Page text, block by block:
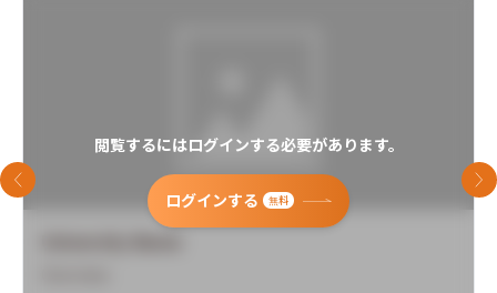
閲覧するにはログインする必要があります。
ログインする 無料
前のスライド 次